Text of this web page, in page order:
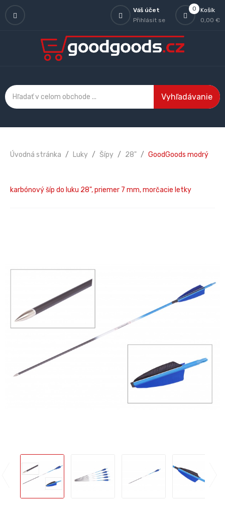
0
Košík
0,00 €
Váš účet
Přihlásit se
Vyhľadávanie
Úvodná stránka Luky Šípy 28" GoodGoods modrý
karbónový šíp do luku 28", priemer 7 mm, morčacie letky